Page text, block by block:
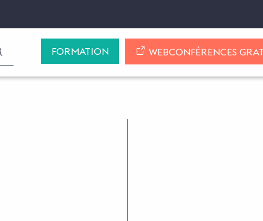
LANCER LA RECHERCHE
FORMATION WEBCONFÉRENCES